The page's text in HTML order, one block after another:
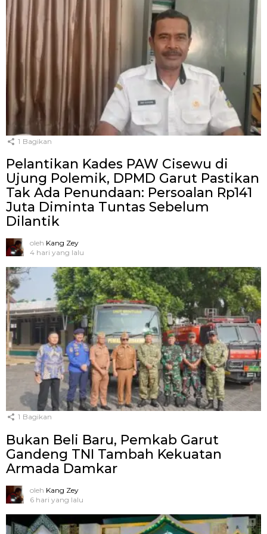
1 Bagikan
Pelantikan Kades PAW Cisewu di
Ujung Polemik, DPMD Garut Pastikan
Tak Ada Penundaan: Persoalan Rp141
Juta Diminta Tuntas Sebelum
Dilantik
oleh Kang Zey
4 hari yang lalu
1 Bagikan
Bukan Beli Baru, Pemkab Garut
Gandeng TNI Tambah Kekuatan
Armada Damkar
oleh Kang Zey
6 hari yang lalu